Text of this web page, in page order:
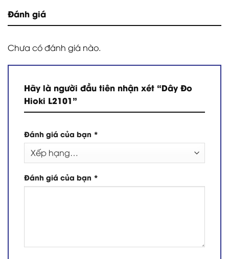
Đánh giá
Chưa có đánh giá nào.
Hãy là người đầu tiên nhận xét “Dây Đo
Hioki L2101”
Đánh giá của bạn *
Đánh giá của bạn *